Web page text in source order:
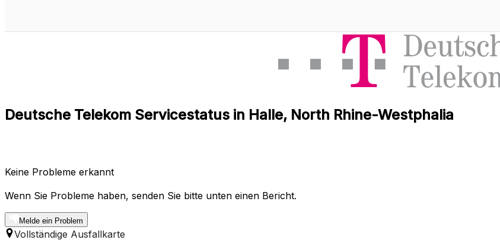
Deutsche Telekom Servicestatus in Halle, North Rhine-Westphalia
Keine Probleme erkannt
Wenn Sie Probleme haben, senden Sie bitte unten einen Bericht.
Melde ein Problem
Vollständige Ausfallkarte